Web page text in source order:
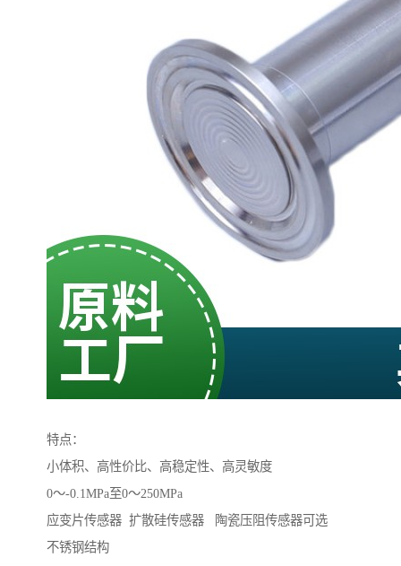
特点：
小体积、高性价比、高稳定性、高灵敏度
0～-0.1MPa至0～250MPa
应变片传感器 扩散硅传感器 陶瓷压阻传感器可选
不锈钢结构